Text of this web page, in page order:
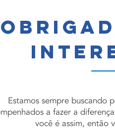
Estamos sempre buscando
a fazer a
você é assim, então